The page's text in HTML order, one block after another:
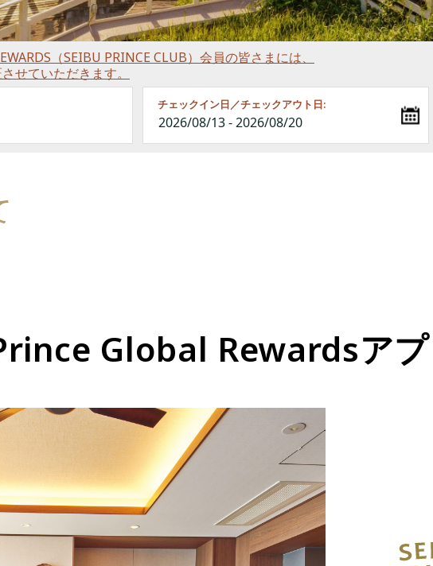
（SEIBU PRINCE CLUB）会員の皆さまには、
せていただきます。
チェックイン日／チェックアウト日:
Global Rewardsア